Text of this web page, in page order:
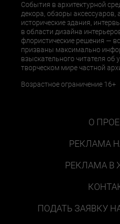
События в архитектурной
декора, обзоры аксессуаров,
исторические здания,
в области дизайна
флористические решения —
призваны максимально
взыскательного читателя об
творческом мире частной
Возрастное ограничение 16+
О
РЕКЛАМА
РЕКЛАМА В
ПОДАТЬ ЗАЯВКУ